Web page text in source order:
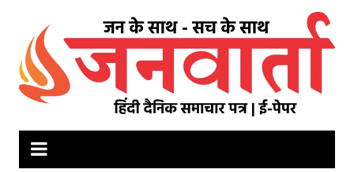
content